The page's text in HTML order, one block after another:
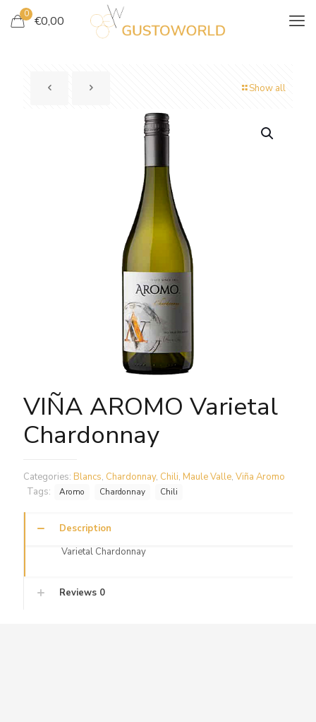
0 €0,00
Show all
VIÑA AROMO Varietal
Chardonnay
Categories: Blancs, Chardonnay, Chili, Maule Valle, Viña Aromo
Tags:
Aromo Chardonnay Chili
Description
Varietal Chardonnay
Reviews 0